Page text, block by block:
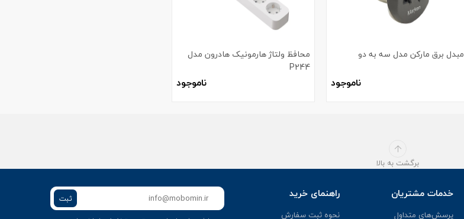
مبدل برق مارکن مدل سه به دو
ناموجود
محافظ ولتاژ هارمونیک هادرون مدل
P244
ناموجود
برگشت به بالا
خدمات مشتریان
پرسش‌های متداول
راهنمای خرید
نحوه ثبت سفارش
ثبت